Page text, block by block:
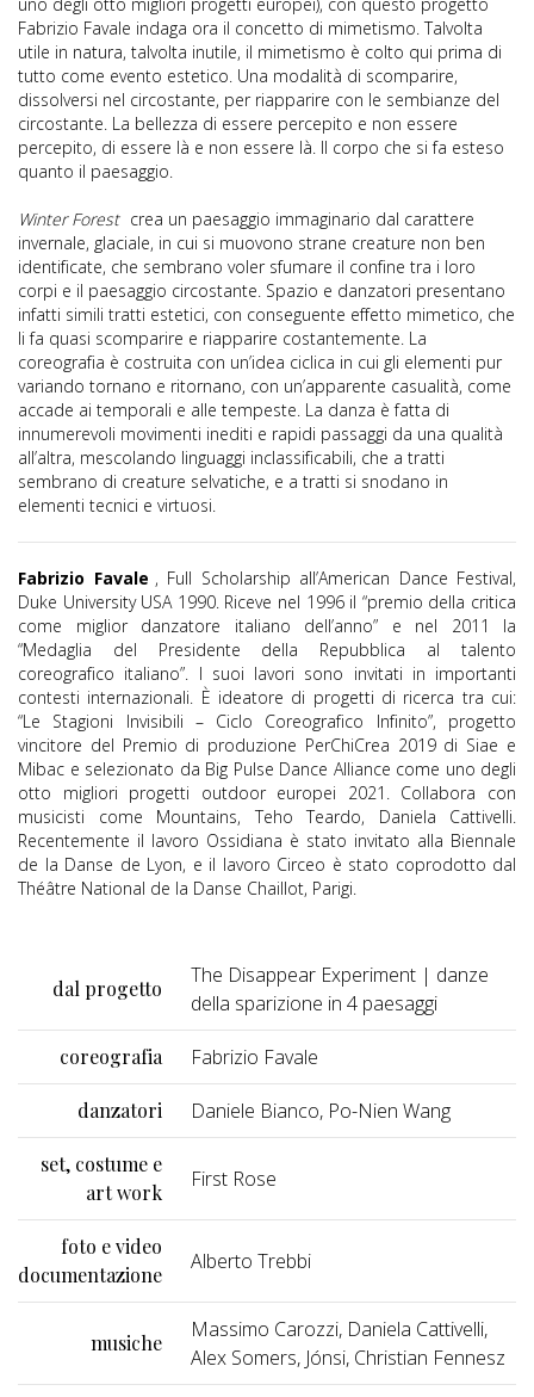
uno degli otto migliori progetti europei), con questo progetto
Fabrizio Favale indaga ora il concetto di mimetismo. Talvolta
utile in natura, talvolta inutile, il mimetismo è colto qui prima di
tutto come evento estetico. Una modalità di scomparire,
dissolversi nel circostante, per riapparire con le sembianze del
circostante. La bellezza di essere percepito e non essere
percepito, di essere là e non essere là. Il corpo che si fa esteso
quanto il paesaggio.
Winter Forest crea un paesaggio immaginario dal carattere
invernale, glaciale, in cui si muovono strane creature non ben
identificate, che sembrano voler sfumare il confine tra i loro
corpi e il paesaggio circostante. Spazio e danzatori presentano
infatti simili tratti estetici, con conseguente effetto mimetico, che
li fa quasi scomparire e riapparire costantemente. La
coreografia è costruita con un’idea ciclica in cui gli elementi pur
variando tornano e ritornano, con un’apparente casualità, come
accade ai temporali e alle tempeste. La danza è fatta di
innumerevoli movimenti inediti e rapidi passaggi da una qualità
all’altra, mescolando linguaggi inclassificabili, che a tratti
sembrano di creature selvatiche, e a tratti si snodano in
elementi tecnici e virtuosi.
Fabrizio Favale , Full Scholarship all’American Dance Festival,
Duke University USA 1990. Riceve nel 1996 il “premio della critica
come miglior danzatore italiano dell’anno” e nel 2011 la
“Medaglia del Presidente della Repubblica al talento
coreografico italiano”. I suoi lavori sono invitati in importanti
contesti internazionali. È ideatore di progetti di ricerca tra cui:
“Le Stagioni Invisibili – Ciclo Coreografico Infinito”, progetto
vincitore del Premio di produzione PerChiCrea 2019 di Siae e
Mibac e selezionato da Big Pulse Dance Alliance come uno degli
otto migliori progetti outdoor europei 2021. Collabora con
musicisti come Mountains, Teho Teardo, Daniela Cattivelli.
Recentemente il lavoro Ossidiana è stato invitato alla Biennale
de la Danse de Lyon, e il lavoro Circeo è stato coprodotto dal
Théâtre National de la Danse Chaillot, Parigi.
dal progetto
The Disappear Experiment | danze
della sparizione in 4 paesaggi
coreografia Fabrizio Favale
danzatori Daniele Bianco, Po-Nien Wang
set, costume e
art work
First Rose
foto e video
documentazione
Alberto Trebbi
musiche
Massimo Carozzi, Daniela Cattivelli,
Alex Somers, Jónsi, Christian Fennesz